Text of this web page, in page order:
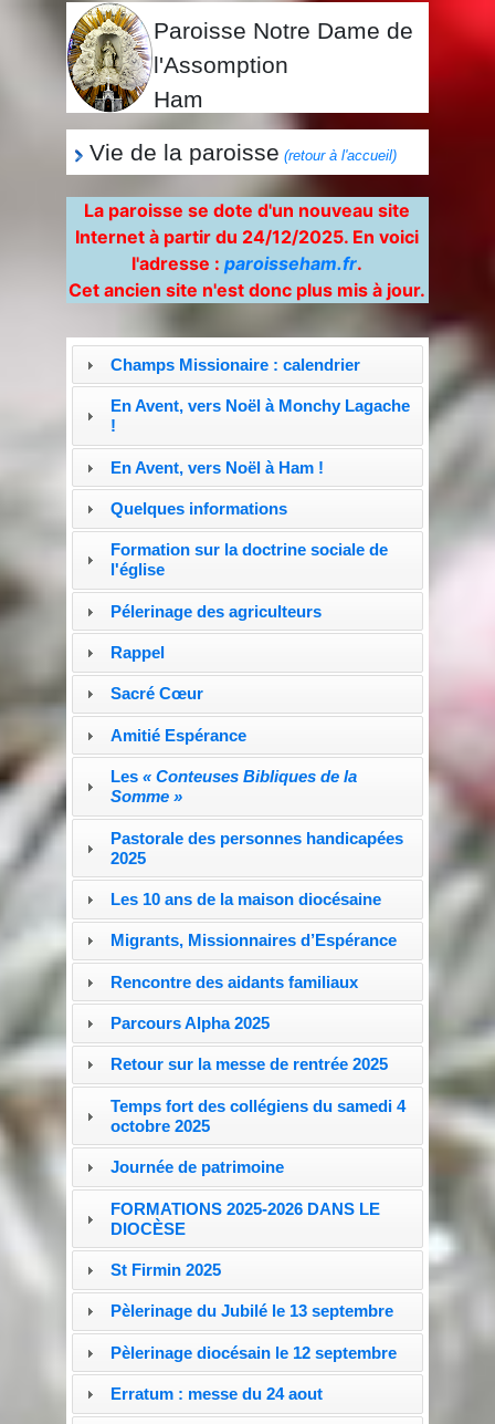
Paroisse Notre Dame de
l'Assomption
Ham
Vie de la paroisse (retour à l'accueil)
La paroisse se dote d'un nouveau site
Internet à partir du 24/12/2025. En voici
l'adresse :paroisseham.fr.
Cet ancien site n'est donc plus mis à jour.
Champs Missionaire : calendrier
En Avent, vers Noël à Monchy Lagache
!
En Avent, vers Noël à Ham !
Quelques informations
Formation sur la doctrine sociale de
l'église
Pélerinage des agriculteurs
Rappel
Sacré Cœur
Amitié Espérance
Les « Conteuses Bibliques de la
Somme »
Pastorale des personnes handicapées
2025
Les 10 ans de la maison diocésaine
Migrants, Missionnaires d’Espérance
Rencontre des aidants familiaux
Parcours Alpha 2025
Retour sur la messe de rentrée 2025
Temps fort des collégiens du samedi 4
octobre 2025
Journée de patrimoine
FORMATIONS 2025-2026 DANS LE
DIOCÈSE
St Firmin 2025
Pèlerinage du Jubilé le 13 septembre
Pèlerinage diocésain le 12 septembre
Erratum : messe du 24 aout